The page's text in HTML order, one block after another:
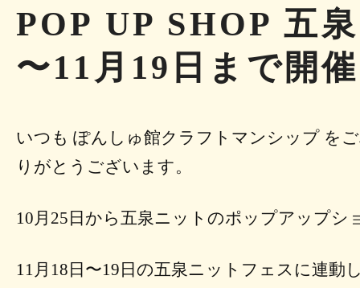
POP UP SHOP 五
〜11月19日まで開催
いつも ぽんしゅ館クラフトマンシップ を
りがとうございます。
10月25日から五泉ニットのポップアップシ
11月18日〜19日の五泉ニットフェスに連動